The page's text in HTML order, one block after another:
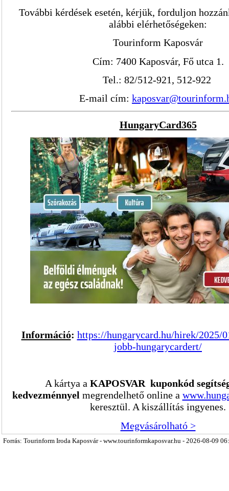
További kérdések esetén, kérjük, forduljon
alábbi elérhetőségeken:
Tourinform Kaposvár
Cím: 7400 Kaposvár, Fő utca 1.
Tel.: 82/512-921, 512-922
E-mail cím:
HungaryCard365
Információ: https://hungarycard.hu/hirek/2025/
jobb-hungarycardert/
A kártya a KAPOSVAR kuponkód
kedvezménnyelmegrendelhető online a
keresztül. A kiszállítás ingyenes.
Megvásárolható >
Forrás: Tourinform Iroda Kaposvár - www.tourinformkaposvar.hu - 2026-08-09